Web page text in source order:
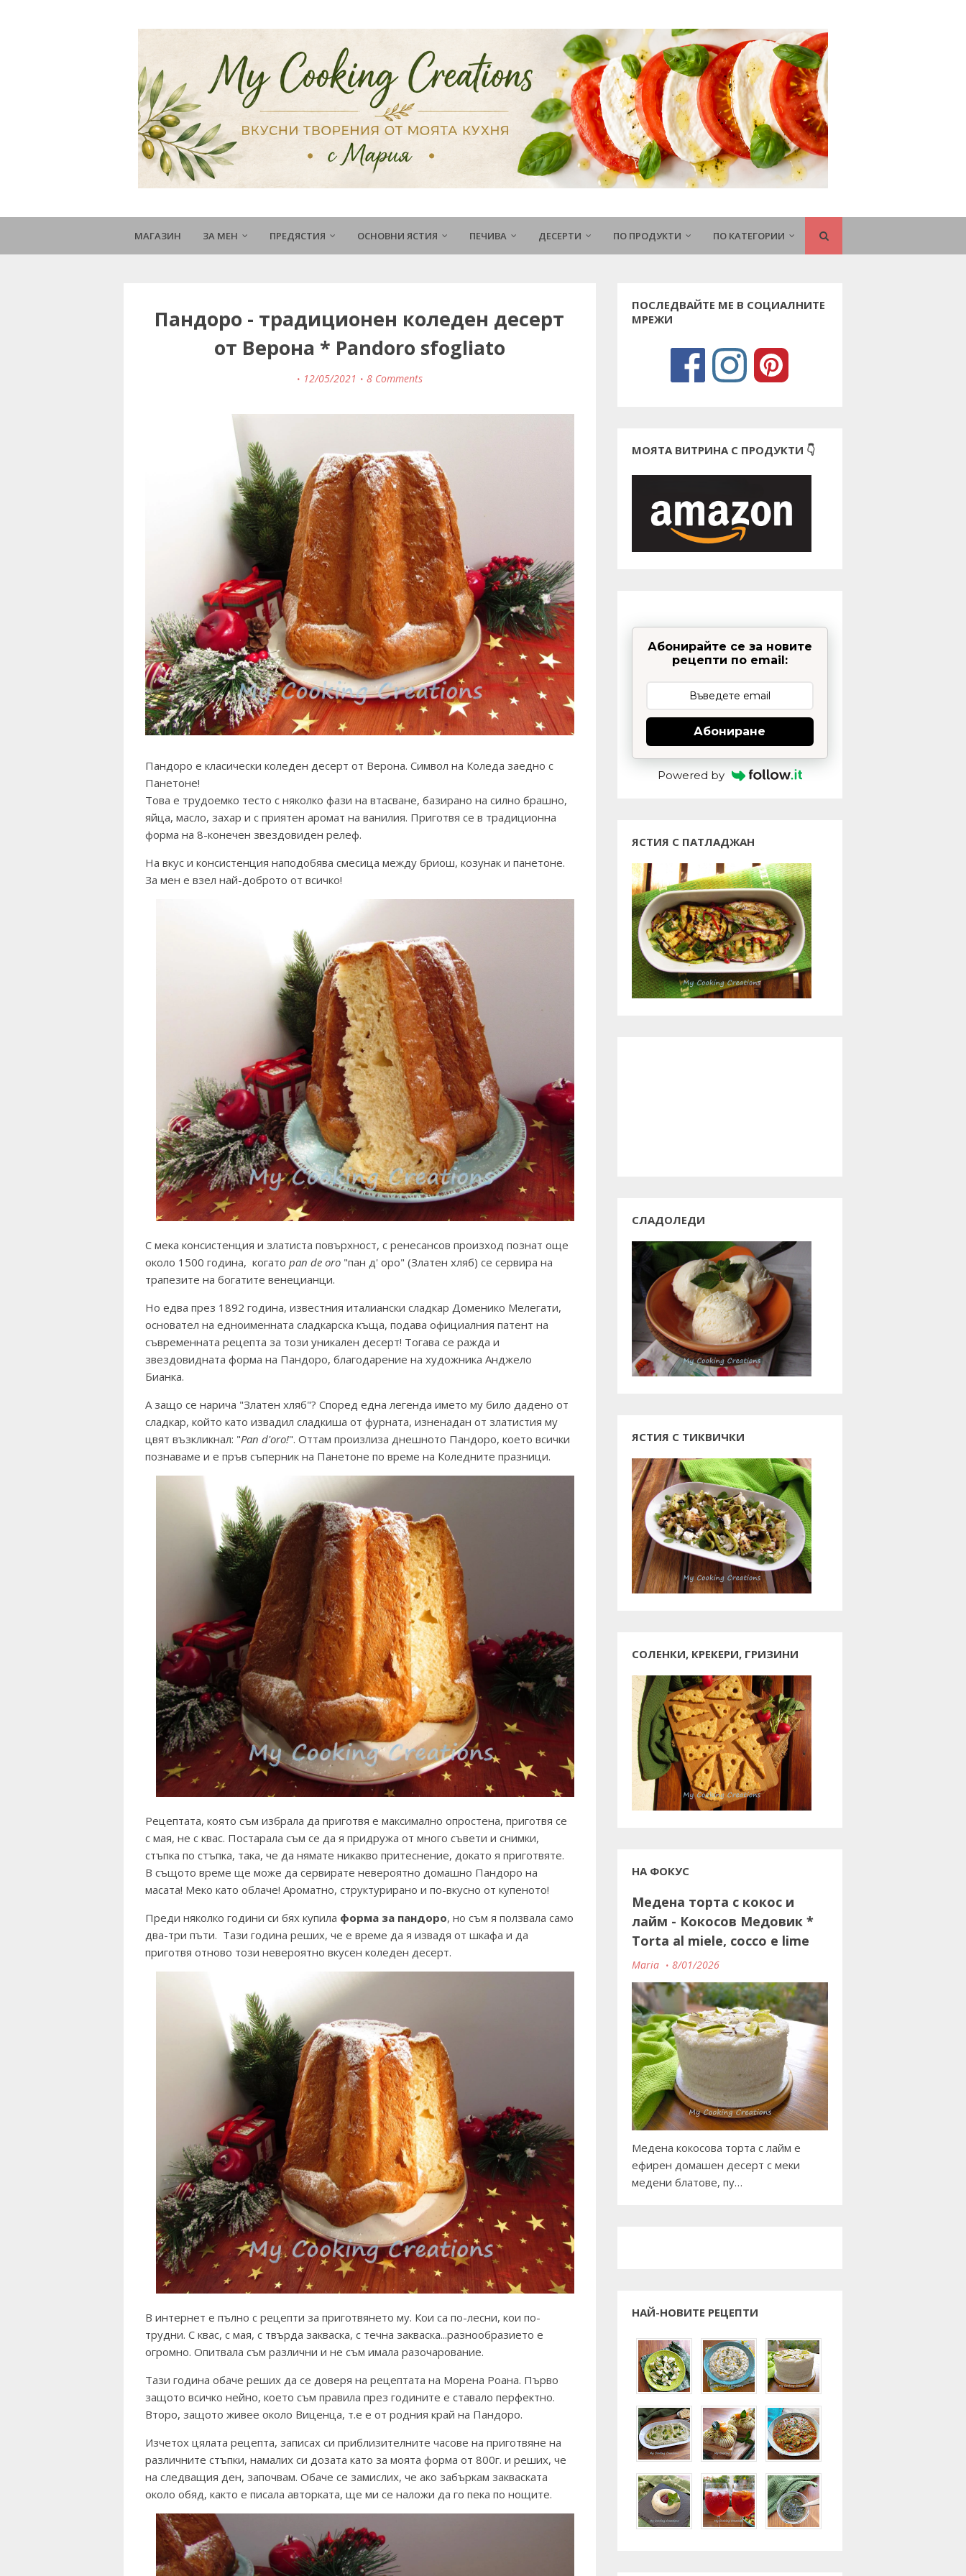
МАГАЗИН ЗА МЕН ПРЕДЯСТИЯ ОСНОВНИ ЯСТИЯ ПЕЧИВА ДЕСЕРТИ ПО ПРОДУКТИ ПО КАТЕГОРИИ
Пандоро - традиционен коледен десерт
от Верона * Pandoro sfogliato
12/05/2021 8 Comments
Пандоро е класически коледен десерт от Верона. Символ на Коледа заедно с
Панетоне!
Това е трудоемко тесто с няколко фази на втасване, базирано на силно брашно,
яйца, масло, захар и с приятен аромат на ванилия. Приготвя се в традиционна
форма на 8-конечен звездовиден релеф.
На вкус и консистенция наподобява смесица между бриош, козунак и панетоне.
За мен е взел най-доброто от всичко!
С мека консистенция и златиста повърхност, с ренесансов произход познат още
около 1500 година, когато pan de oro "пан д' оро" (Златен хляб) се сервира на
трапезите на богатите венецианци.
Но едва през 1892 година, известния италиански сладкар Доменико Мелегати,
основател на едноименната сладкарска къща, подава официалния патент на
съвременната рецепта за този уникален десерт! Тогава се ражда и
звездовидната форма на Пандоро, благодарение на художника Анджело
Бианка.
А защо се нарича "Златен хляб"? Според една легенда името му било дадено от
сладкар, който като извадил сладкиша от фурната, изненадан от златистия му
цвят възкликнал: "Pan d'oro!". Оттам произлиза днешното Пандоро, което всички
познаваме и е пръв съперник на Панетоне по време на Коледните празници.
Рецептата, която съм избрала да приготвя е максимално опростена, приготвя се
с мая, не с квас. Постарала съм се да я придружа от много съвети и снимки,
стъпка по стъпка, така, че да нямате никакво притеснение, докато я приготвяте.
В същото време ще може да сервирате невероятно домашно Пандоро на
масата! Меко като облаче! Ароматно, структурирано и по-вкусно от купеното!
Преди няколко години си бях купила форма за пандоро, но съм я ползвала само
два-три пъти. Тази година реших, че е време да я извадя от шкафа и да
приготвя отново този невероятно вкусен коледен десерт.
В интернет е пълно с рецепти за приготвянето му. Кои са по-лесни, кои по-
трудни. С квас, с мая, с твърда закваска, с течна закваска...разнообразието е
огромно. Опитвала съм различни и не съм имала разочарование.
Тази година обаче реших да се доверя на рецептата на Морена Роана. Първо
защото всичко нейно, което съм правила през годините е ставало перфектно.
Второ, защото живее около Виценца, т.е е от родния край на Пандоро.
Изчетох цялата рецепта, записах си приблизителните часове на приготвяне на
различните стъпки, намалих си дозата като за моята форма от 800г. и реших, че
на следващия ден, започвам. Обаче се замислих, че ако забъркам закваската
около обяд, както е писала авторката, ще ми се наложи да го пека по нощите.
ПОСЛЕДВАЙТЕ МЕ В СОЦИАЛНИТЕ
МРЕЖИ
МОЯТА ВИТРИНА С ПРОДУКТИ 👇
Абонирайте се за новите
рецепти по email:
Абониране
Powered by
ЯСТИЯ С ПАТЛАДЖАН
СЛАДОЛЕДИ
ЯСТИЯ С ТИКВИЧКИ
СОЛЕНКИ, КРЕКЕРИ, ГРИЗИНИ
НА ФОКУС
Медена торта с кокос и
лайм - Кокосов Медовик *
Torta al miele, cocco e lime
Maria 8/01/2026
Медена кокосова торта с лайм е
ефирен домашен десерт с меки
медени блатове, пу…
НАЙ-НОВИТЕ РЕЦЕПТИ